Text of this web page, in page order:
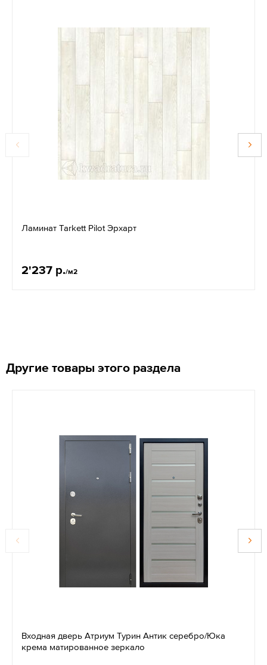
Ламинат Tarkett Pilot Эрхарт
2'237 р./м2
Другие товары этого раздела
Входная дверь Атриум Турин Антик серебро/Юка
крема матированное зеркало